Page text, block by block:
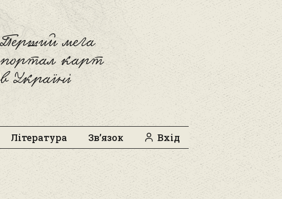
Freemap
Перший мега
портал карт
в Україні
Література Зв’язок Вхід